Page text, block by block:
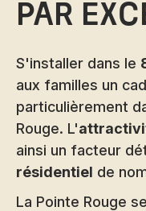
par
S'installer dans le
aux familles un
particulièrement
Rouge. L'
ainsi un facteur
résidentiel de
La Pointe Rouge